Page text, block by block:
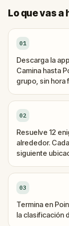
Lo que vas a
01
Descarga la
Camina hasta
grupo, sin hora
02
Resuelve 12
alrededor.
siguiente
03
Termina en
la clasificación